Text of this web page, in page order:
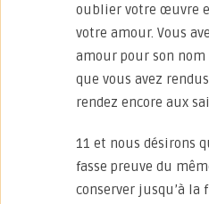
oublier votre œuvre
votre amour. Vous
amour pour son nom
que vous avez
rendez encore aux
11 et nous désirons
fasse preuve du
conserver jusqu’à la